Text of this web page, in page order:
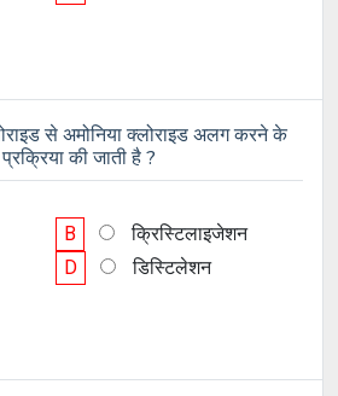
से अमोनिया क्लोराइड अलग करने के
की जाती है ?
B
क्रिस्टिलाइजेशन
D डिस्टिलेशन